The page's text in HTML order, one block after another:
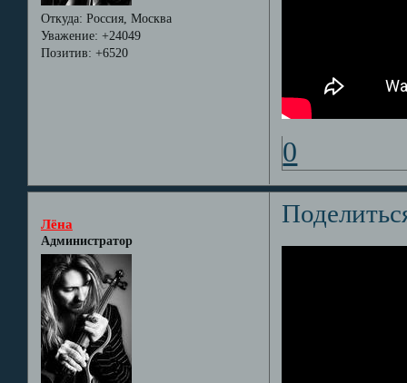
Откуда: Россия, Москва
Уважение: +24049
Позитив: +6520
0
Лёна
Администратор